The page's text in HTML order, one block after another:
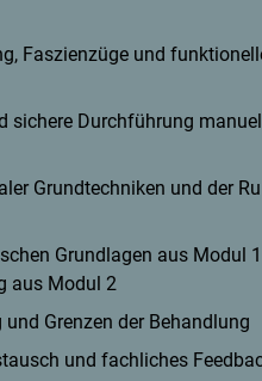
Faszienzüge und
sichere Durchführung
Grundtechniken und der
Grundlagen aus Modul
aus Modul 2
Grenzen der Behandlung
und fachliches